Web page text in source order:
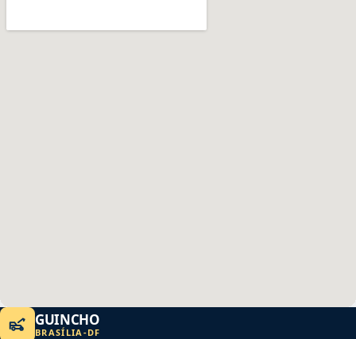
GUINCHO
BRASÍLIA -DF